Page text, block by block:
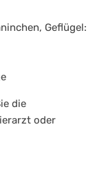
Geflügel:
die
oder